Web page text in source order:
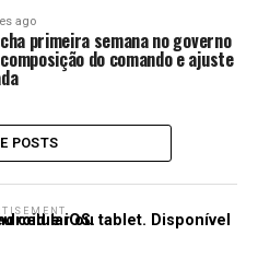
ago
primeira semana no governo
do comando e ajuste
POSTS